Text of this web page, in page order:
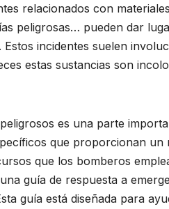
relacionados con
peligrosas… pueden dar
incidentes suelen
estas sustancias son
es una parte
que proporcionan
que los bomberos
guía de respuesta a
guía está diseñada para